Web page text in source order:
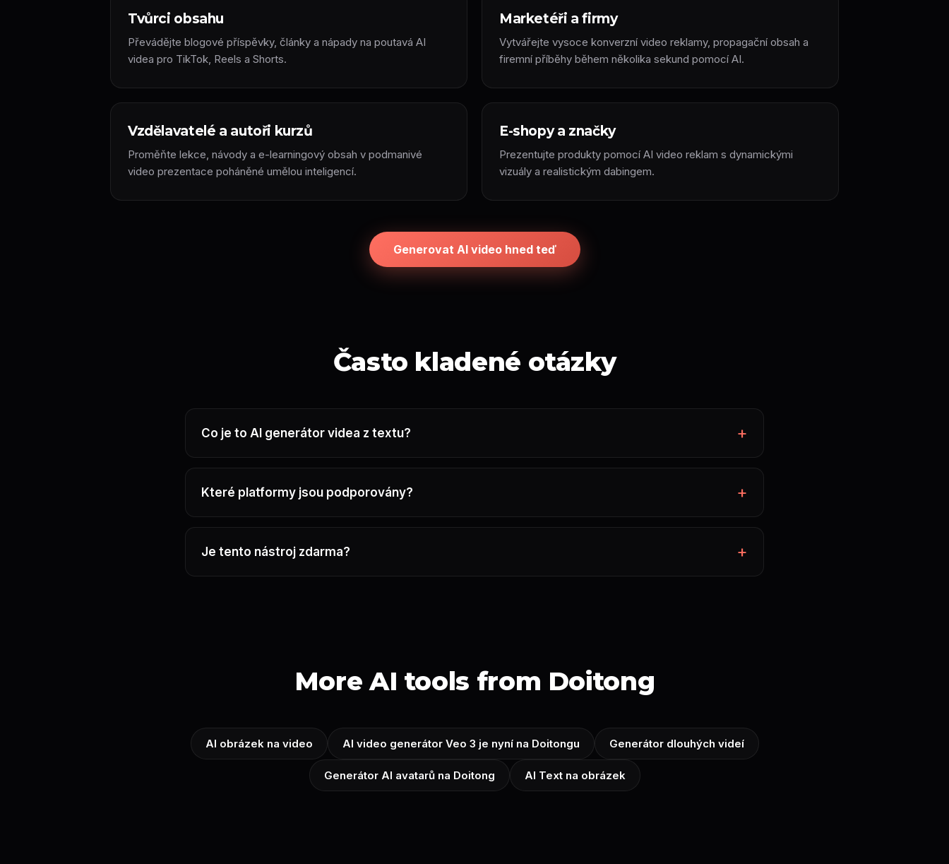
Tvůrci obsahu
Převádějte blogové příspěvky, články a nápady na poutavá AI
videa pro TikTok, Reels a Shorts.
Marketéři a firmy
Vytvářejte vysoce konverzní video reklamy, propagační obsah a
firemní příběhy během několika sekund pomocí AI.
Vzdělavatelé a autoři kurzů
Proměňte lekce, návody a e-learningový obsah v podmanivé
video prezentace poháněné umělou inteligencí.
E-shopy a značky
Prezentujte produkty pomocí AI video reklam s dynamickými
vizuály a realistickým dabingem.
Generovat AI video hned teď
Často kladené otázky
Co je to AI generátor videa z textu?
Které platformy jsou podporovány?
Je tento nástroj zdarma?
More AI tools from Doitong
AI obrázek na video AI video generátor Veo 3 je nyní na Doitongu Generátor dlouhých videí
Generátor AI avatarů na Doitong AI Text na obrázek